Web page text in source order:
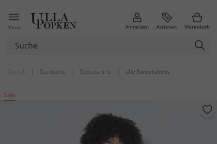
Menü Anmelden Aktionen Warenkorb
| Startseite | Sweatshirts | alle Sweatshirts
Sale